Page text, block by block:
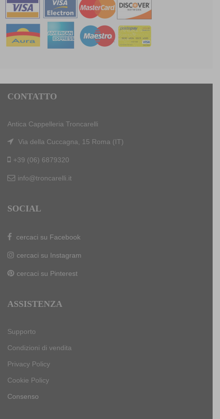
CONTATTO
Antica Cappelleria Troncarelli
Via della Cuccagna, 15 Roma (IT)
+39 (06) 6879320
info@troncarelli.it
SOCIAL
cercaci su Facebook
cercaci su Instagram
cercaci su Pinterest
ASSISTENZA
Supporto
Condizioni di vendita
Privacy Policy
Cookie Policy
Consenso